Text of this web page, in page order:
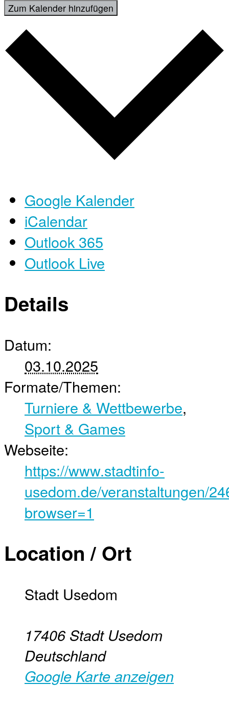
Zum Kalender hinzufügen
Google Kalender
iCalendar
Outlook 365
Outlook Live
Details
Datum:
03.10.2025
Formate/Themen:
Turniere & Wettbewerbe,
Sport & Games
Webseite:
https://www.stadtinfo-
usedom.de/veranstaltungen/
browser=1
Location / Ort
Stadt Usedom
17406 Stadt Usedom
Deutschland
Google Karte anzeigen